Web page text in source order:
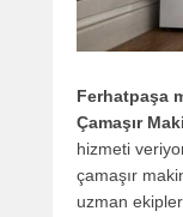
Ferhatpaşa
Çamaşır
hizmeti
çamaşır
uzman